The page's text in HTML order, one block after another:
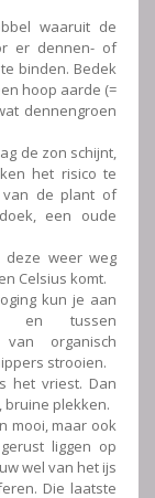
waaruit de
er dennen- of
binden. Bedek
hoop aarde (=
dennengroen
de zon schijnt,
het risico te
van de plant of
een oude
weer weg
Celsius komt.
kun je aan
en tussen
van organisch
strooien.
het vriest. Dan
bruine plekken.
mooi, maar ook
liggen op
wel van het ijs
Die laatste